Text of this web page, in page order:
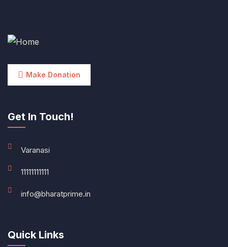
Make Donation
Get In Touch!
Varanasi
11111111111
info@bharatprime.in
Quick Links